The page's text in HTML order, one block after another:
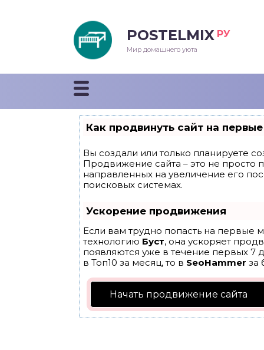
POSTELMIX РУ
Мир домашнего уюта
Как продвинуть сайт на
Вы создали или только планируете
Продвижение сайта – это не просто
направленных на увеличение его
поисковых системах.
Ускорение продвижения
Если вам трудно попасть на первые
технологию Буст, она ускоряет
появляются уже в течение первых 7
в Топ10 за месяц, то в SeoHammer за
Начать продвижение сайта